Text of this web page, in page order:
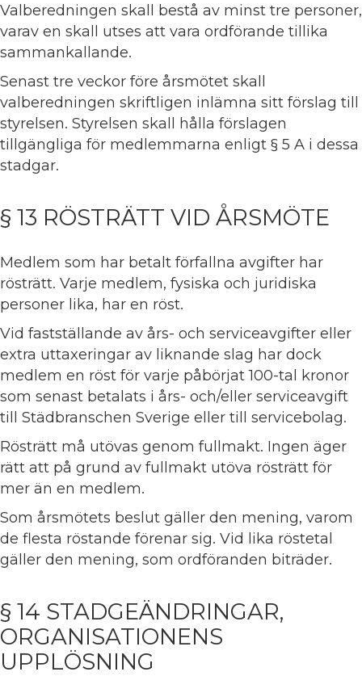
Valberedningen skall bestå av minst tre personer,
varav en skall utses att vara ordförande tillika
sammankallande.
Senast tre veckor före årsmötet skall
valberedningen skriftligen inlämna sitt förslag till
styrelsen. Styrelsen skall hålla förslagen
tillgängliga för medlemmarna enligt § 5 A i dessa
stadgar.
§ 13 RÖSTRÄTT VID ÅRSMÖTE
Medlem som har betalt förfallna avgifter har
rösträtt. Varje medlem, fysiska och juridiska
personer lika, har en röst.
Vid fastställande av års- och serviceavgifter eller
extra uttaxeringar av liknande slag har dock
medlem en röst för varje påbörjat 100-tal kronor
som senast betalats i års- och/eller serviceavgift
till Städbranschen Sverige eller till servicebolag.
Rösträtt må utövas genom fullmakt. Ingen äger
rätt att på grund av fullmakt utöva rösträtt för
mer än en medlem.
Som årsmötets beslut gäller den mening, varom
de flesta röstande förenar sig. Vid lika röstetal
gäller den mening, som ordföranden biträder.
§ 14 STADGEÄNDRINGAR,
ORGANISATIONENS
UPPLÖSNING